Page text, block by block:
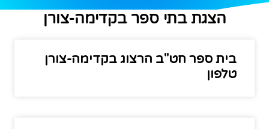
הצגת בתי ספר בקדימה-צורן
בית ספר חט"ב הרצוג בקדימה-צורן
טלפון